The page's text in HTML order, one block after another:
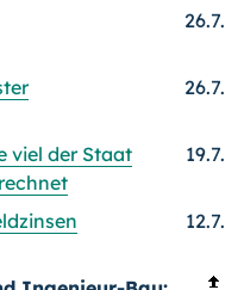
26.7.
26.7.
viel der Staat
19.7.
12.7.